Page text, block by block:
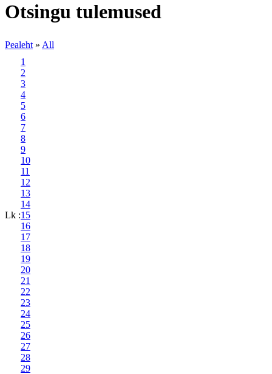
Otsingu tulemused
Pealeht » All
Lk :
1
2
3
4
5
6
7
8
9
10
11
12
13
14
15
16
17
18
19
20
21
22
23
24
25
26
27
28
29